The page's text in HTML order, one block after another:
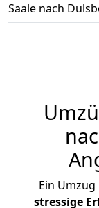
Saale nach
Ein
stressige